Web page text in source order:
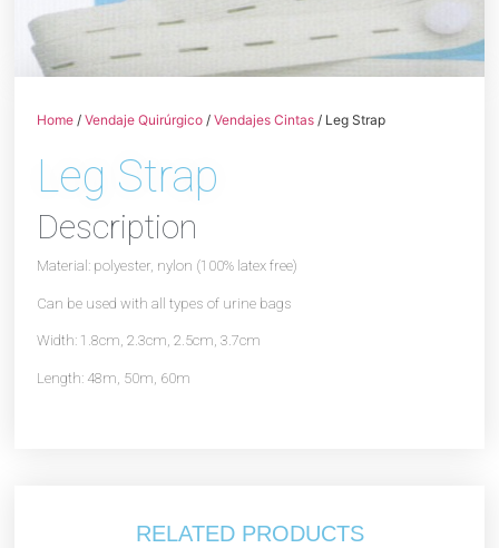
Home /Vendaje Quirúrgico /Vendajes Cintas / Leg Strap
Leg Strap
Description
Material: polyester, nylon (100% latex free)
Can be used with all types of urine bags
Width: 1.8cm, 2.3cm, 2.5cm, 3.7cm
Length: 48m, 50m, 60m
RELATED PRODUCTS